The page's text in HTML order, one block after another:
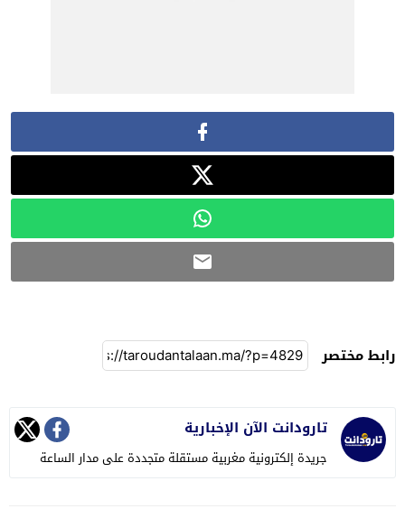
رابط مختصر
تارودانت الآن الإخبارية
جريدة إلكترونية مغربية مستقلة متجددة على مدار الساعة